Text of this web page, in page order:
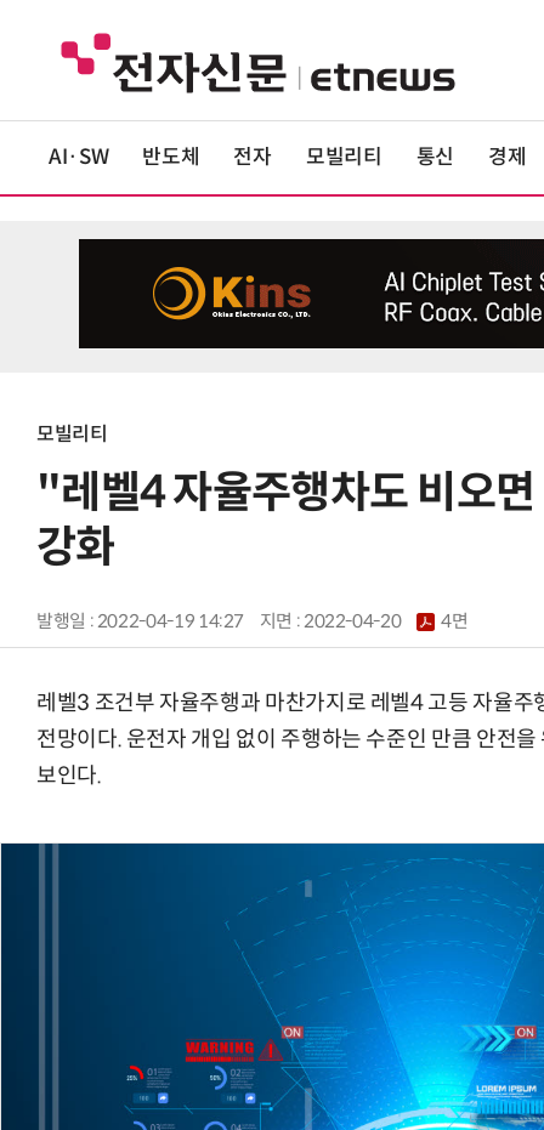
AI·SW 반도체 전자 모빌리티 통신 경제
모빌리티
"레벨4 자율주행차도 비오
강화
발행일 : 2022-04-19 14:27 지면 :2022-04-20 4면
레벨3 조건부 자율주행과 마찬가지로 레벨4 고등 자율주
전망이다. 운전자 개입 없이 주행하는 수준인 만큼 안전
보인다.